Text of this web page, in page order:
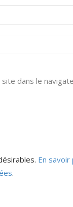
dans le
En
.